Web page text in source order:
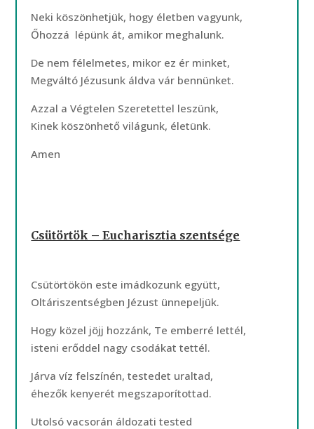
Neki köszönhetjük, hogy életben vagyunk,
Őhozzá lépünk át, amikor meghalunk.
De nem félelmetes, mikor ez ér minket,
Megváltó Jézusunk áldva vár bennünket.
Azzal a Végtelen Szeretettel leszünk,
Kinek köszönhető világunk, életünk.
Amen
Csütörtök – Eucharisztia szentsége
Csütörtökön este imádkozunk együtt,
Oltáriszentségben Jézust ünnepeljük.
Hogy közel jöjj hozzánk, Te emberré lettél,
isteni erőddel nagy csodákat tettél.
Járva víz felszínén, testedet uraltad,
éhezők kenyerét megszaporítottad.
Utolsó vacsorán áldozati tested